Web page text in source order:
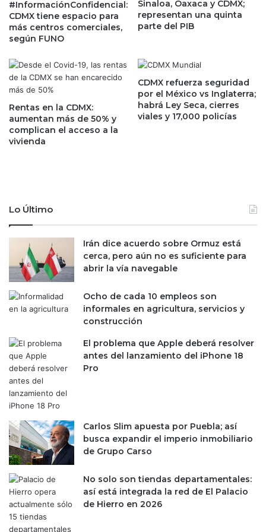
a
p
o
r
8
2
m
i
l
l
o
e
s
u
e
n
o
a
r
a
r
e
e
s
t
r
d
e
u
o
c
a
l
#InformaciónConfidencial:
CDMX tiene espacio para
más centros comerciales,
según FUNO
Sinaloa, Oaxaca y CDMX;
representan una quinta
parte del PIB
Rentas en la CDMX:
aumentan más de 50% y
complican el acceso a la
vivienda
CDMX refuerza seguridad
por el México vs Inglaterra;
habrá Ley Seca, cierres
viales y 17,000 policías
Lo Último
Irán dice acuerdo sobre Ormuz está
cerca, pero aún no es suficiente para
abrir la vía navegable
Ocho de cada 10 empleos son
informales en agricultura, servicios y
construcción
El problema que Apple deberá resolver
antes del lanzamiento del iPhone 18
Pro
Carlos Slim apuesta por Puebla; así
busca expandir el imperio inmobiliario
de Grupo Carso
No solo son tiendas departamentales:
así está integrada la red de El Palacio
de Hierro en 2026